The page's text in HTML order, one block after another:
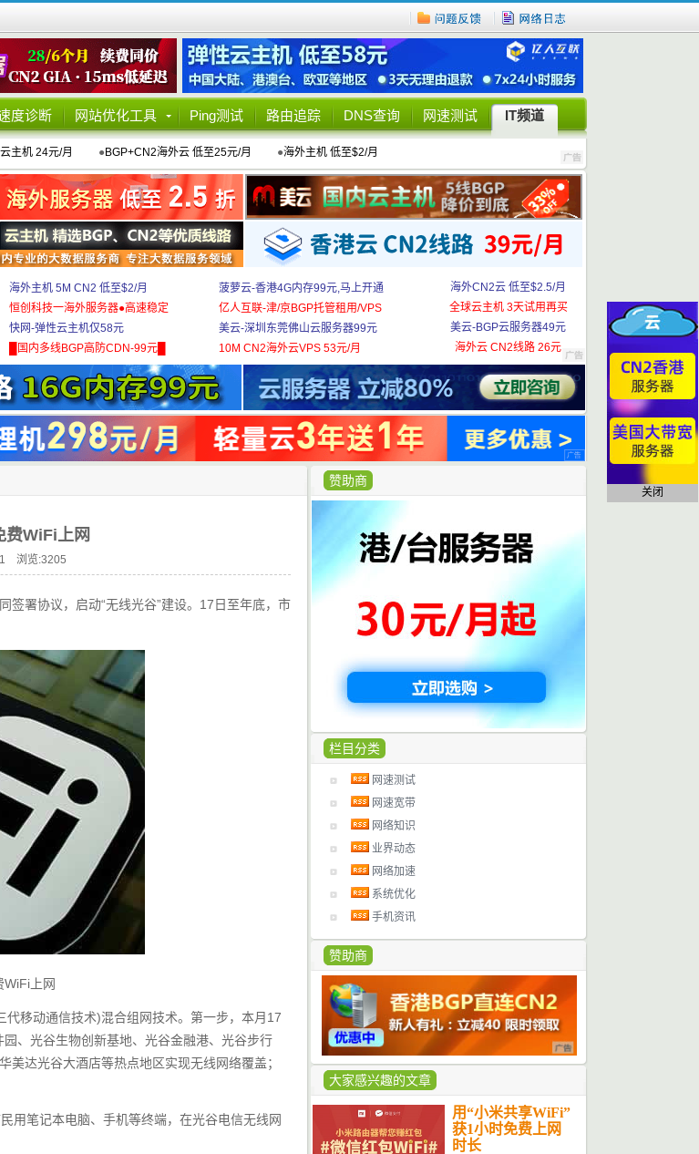
度诊断 网站优化工具 Ping测试 路由追踪 DNS查询 网速测试 IT频道
主机 24元/月 ●BGP+CN2海外云 低至25元/月 ●海外主机 低至$2/月
海外主机 5M CN2 低至$2/月
恒创科技一海外服务器●高速稳定
快网-弹性云主机仅58元
█国内多线BGP高防CDN-99元█
菠萝云-香港4G内存99元,马上开通
亿人互联-津/京BGP托管租用/VPS
美云-深圳东莞佛山云服务器99元
10M CN2海外云VPS 53元/月
海外CN2云 低至$2.5/月
全球云主机 3天试用再买
美云-BGP云服务器49元
海外云 CN2线路 26元
赞助商
栏目分类
网速测试
网速宽带
网络知识
业界动态
网络加速
系统优化
手机资讯
赞助商
大家感兴趣的文章
用“小米共享WiFi”
获1小时免费上网
时长
费WiFi上网
浏览:3205
签署协议，启动“无线光谷”建设。17日至年底，市
WiFi上网
移动通信技术)混合组网技术。第一步，本月17
、光谷生物创新基地、光谷金融港、光谷步行
达光谷大酒店等热点地区实现无线网络覆盖；
用笔记本电脑、手机等终端，在光谷电信无线网
关闭